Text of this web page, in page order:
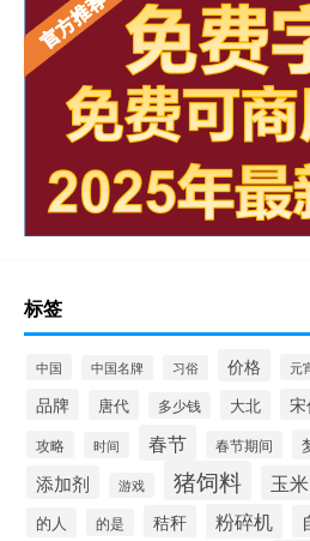
标签
中国 中国名牌 习俗 价格 元
品牌 唐代 多少钱 大北
攻略 时间 春节 春节期间
添加剂 游戏 猪饲料 玉米
的人 的是 秸秆 粉碎机